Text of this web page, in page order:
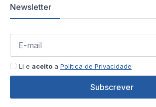
Newsletter
Li e aceito a Política de Privacidade
Subscrever